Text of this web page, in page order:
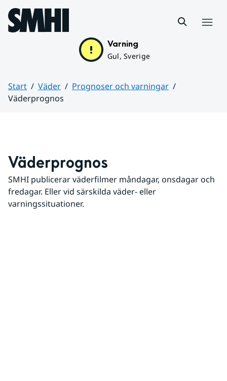
Hoppa till sidans innehåll
Varning
Gul, Sverige
Start Väder
Prognoser och varningar
Väderprognos
Väderprognos
SMHI publicerar väderfilmer måndagar, onsdagar och
fredagar. Eller vid särskilda väder- eller
varningssituationer.